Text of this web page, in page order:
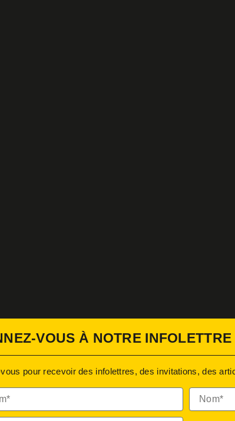
VOUS À NOTRE INFOLETTRE
pour recevoir des infolettres, des invitations, des
Nom*